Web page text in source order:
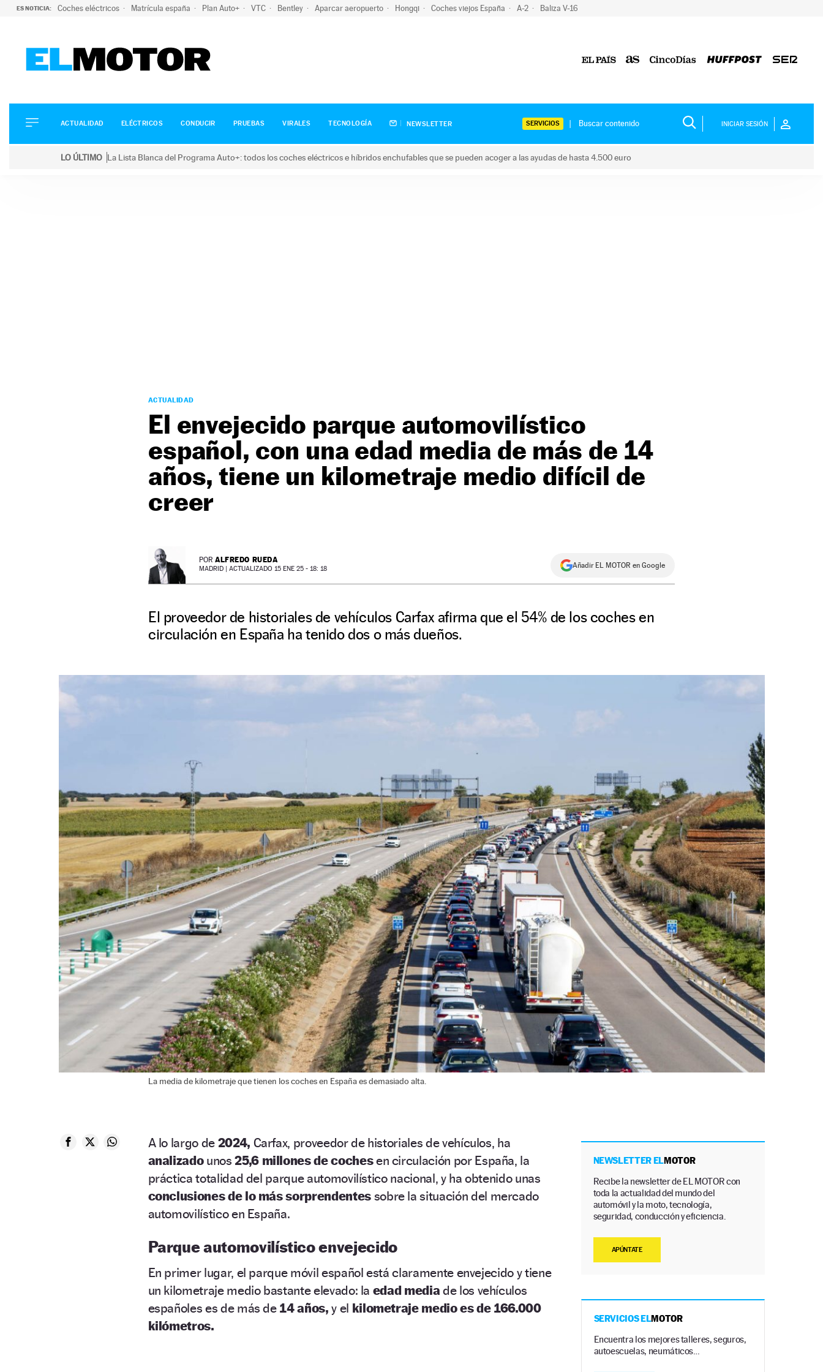
ES NOTICIA: Coches eléctricos Matrícula españa Plan Auto+ VTC Bentley Aparcar aeropuerto Hongqi Coches viejos España A-2 Baliza V-16
ELÉCTRICOS
CONDUCIR
ACTUALIDAD ELÉCTRICOS CONDUCIR PRUEBAS VIRALES TECNOLOGÍA NEWSLETTER SERVICIOS INICIAR SESIÓN
LO ÚLTIMO La Lista Blanca del Programa Auto+: todos los coches eléctricos e híbridos enchufables que se pueden acoger a las ayudas de hasta 4.500 euro
ACTUALIDAD
El envejecido parque automovilístico
español, con una edad media de más de 14
años, tiene un kilometraje medio difícil de
creer
POR ALFREDO RUEDA
MADRID | ACTUALIZADO 15 ENE 25 - 18: 18 Añadir EL MOTOR en Google
El proveedor de historiales de vehículos Carfax afirma que el 54% de los coches en
circulación en España ha tenido dos o más dueños.
La media de kilometraje que tienen los coches en España es demasiado alta.
A lo largo de 2024, Carfax, proveedor de historiales de vehículos, ha
analizado unos25,6 millones de cochesen circulación por España, la
práctica totalidad del parque automovilístico nacional, y ha obtenido unas
conclusiones de lo más sorprendentessobre la situación del mercado
automovilístico en España.
Parque automovilístico envejecido
En primer lugar, el parque móvil español está claramente envejecido y tiene
un kilometraje medio bastante elevado: la edad media de los vehículos
españoles es de más de14 años,y el kilometraje medio es de 166.000
kilómetros.
NEWSLETTER ELMOTOR
Recibe la newsletter de EL MOTOR con
toda la actualidad del mundo del
automóvil y la moto, tecnología,
seguridad, conducción y eficiencia.
APÚNTATE
SERVICIOS ELMOTOR
Encuentra los mejores talleres, seguros,
autoescuelas, neumáticos…